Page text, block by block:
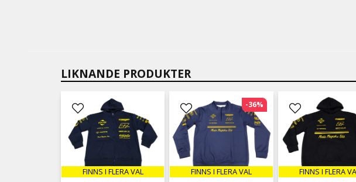
LIKNANDE PRODUKTER
FINNS I FLERA VAL FINNS I FLERA VAL
-36%
FINNS I FLERA